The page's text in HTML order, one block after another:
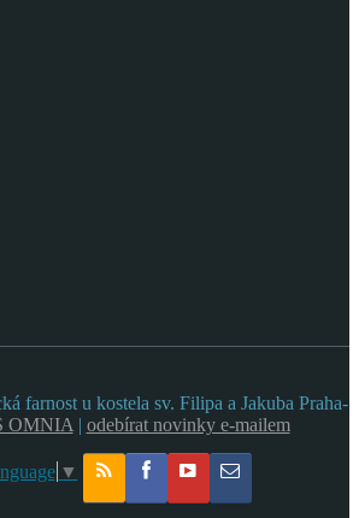
farnost u kostela sv. Filipa a Jakuba Praha-
OMNIA | odebírat novinky e-mailem
▼